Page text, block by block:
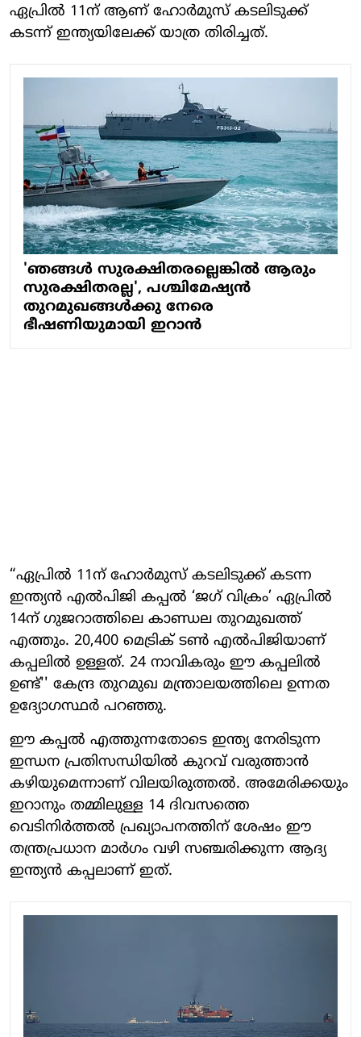
ഏപ്രിൽ 11ന് ആണ് ഹോർമുസ് കടലിടുക്ക്
കടന്ന് ഇന്ത്യയിലേക്ക് യാത്ര തിരിച്ചത്.
'ഞങ്ങൾ സുരക്ഷിതരല്ലെങ്കിൽ ആരും
സുരക്ഷിതരല്ല', പശ്ചിമേഷ്യന്‍
തുറമുഖങ്ങള്‍ക്കു നേരെ
ഭീഷണിയുമായി ഇറാൻ
“ഏപ്രിൽ 11ന് ഹോർമുസ് കടലിടുക്ക് കടന്ന
ഇന്ത്യൻ എൽപിജി കപ്പൽ ‘ജഗ് വിക്രം’ ഏപ്രിൽ
14ന് ഗുജറാത്തിലെ കാണ്ഡല തുറമുഖത്ത്
എത്തും. 20,400 മെട്രിക് ടൺ എൽപിജിയാണ്
കപ്പലിൽ ഉള്ളത്. 24 നാവികരും ഈ കപ്പലിൽ
ഉണ്ട്'' കേന്ദ്ര തുറമുഖ മന്ത്രാലയത്തിലെ ഉന്നത
ഉദ്യോഗസ്ഥർ പറഞ്ഞു.
ഈ കപ്പൽ എത്തുന്നതോടെ ഇന്ത്യ നേരിടുന്ന
ഇന്ധന പ്രതിസന്ധിയിൽ കുറവ് വരുത്താൻ
കഴിയുമെന്നാണ് വിലയിരുത്തൽ. അമേരിക്കയും
ഇറാനും തമ്മിലുള്ള 14 ദിവസത്തെ
വെടിനിർത്തൽ പ്രഖ്യാപനത്തിന് ശേഷം ഈ
തന്ത്രപ്രധാന മാർഗം വഴി സഞ്ചരിക്കുന്ന ആദ്യ
ഇന്ത്യൻ കപ്പലാണ് ഇത്.